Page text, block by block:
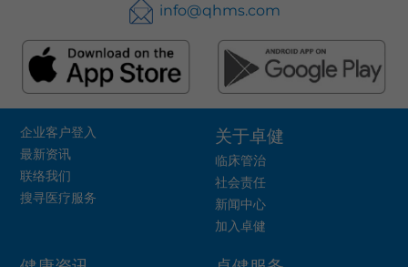
info@qhms.com
企业客户登入
最新资讯
联络我们
搜寻医疗服务
关于卓健
临床管治
社会责任
新闻中心
加入卓健